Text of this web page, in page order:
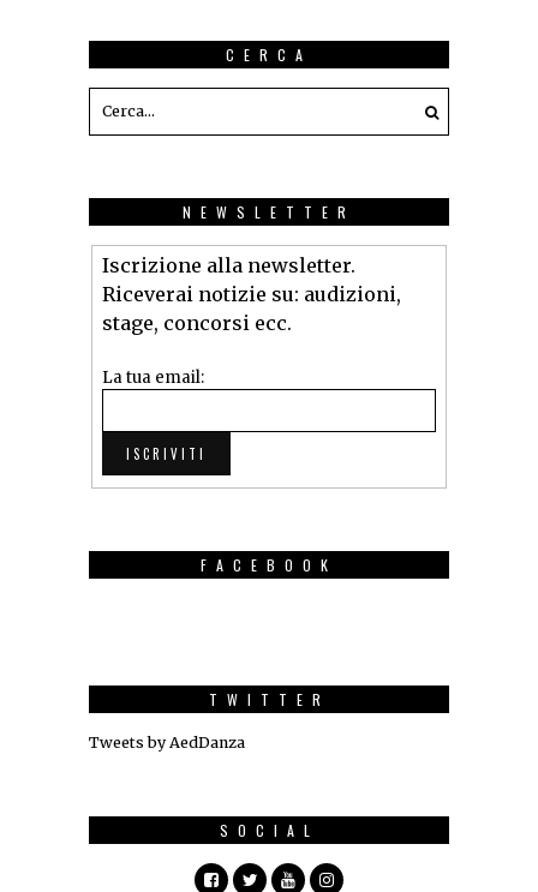
CERCA
NEWSLETTER
Iscrizione alla newsletter.
Riceverai notizie su: audizioni,
stage, concorsi ecc.
La tua email:
FACEBOOK
TWITTER
Tweets by AedDanza
SOCIAL